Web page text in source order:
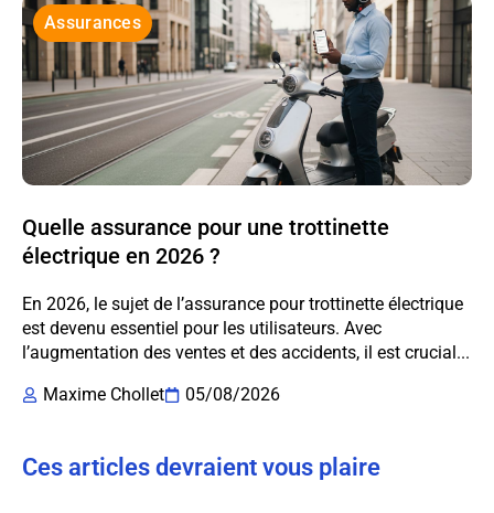
Assurances
Quelle assurance pour une trottinette
électrique en 2026 ?
En 2026, le sujet de l’assurance pour trottinette électrique
est devenu essentiel pour les utilisateurs. Avec
l’augmentation des ventes et des accidents, il est crucial...
Maxime Chollet
05/08/2026
Ces articles devraient vous plaire